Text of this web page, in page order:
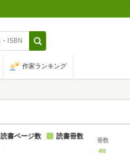
作家ランキング
452
冊数
読書ページ数 読書冊数